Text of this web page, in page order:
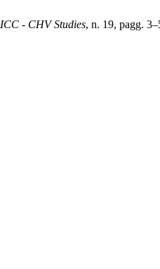
ICC - CHV Studies, n. 19, pagg.